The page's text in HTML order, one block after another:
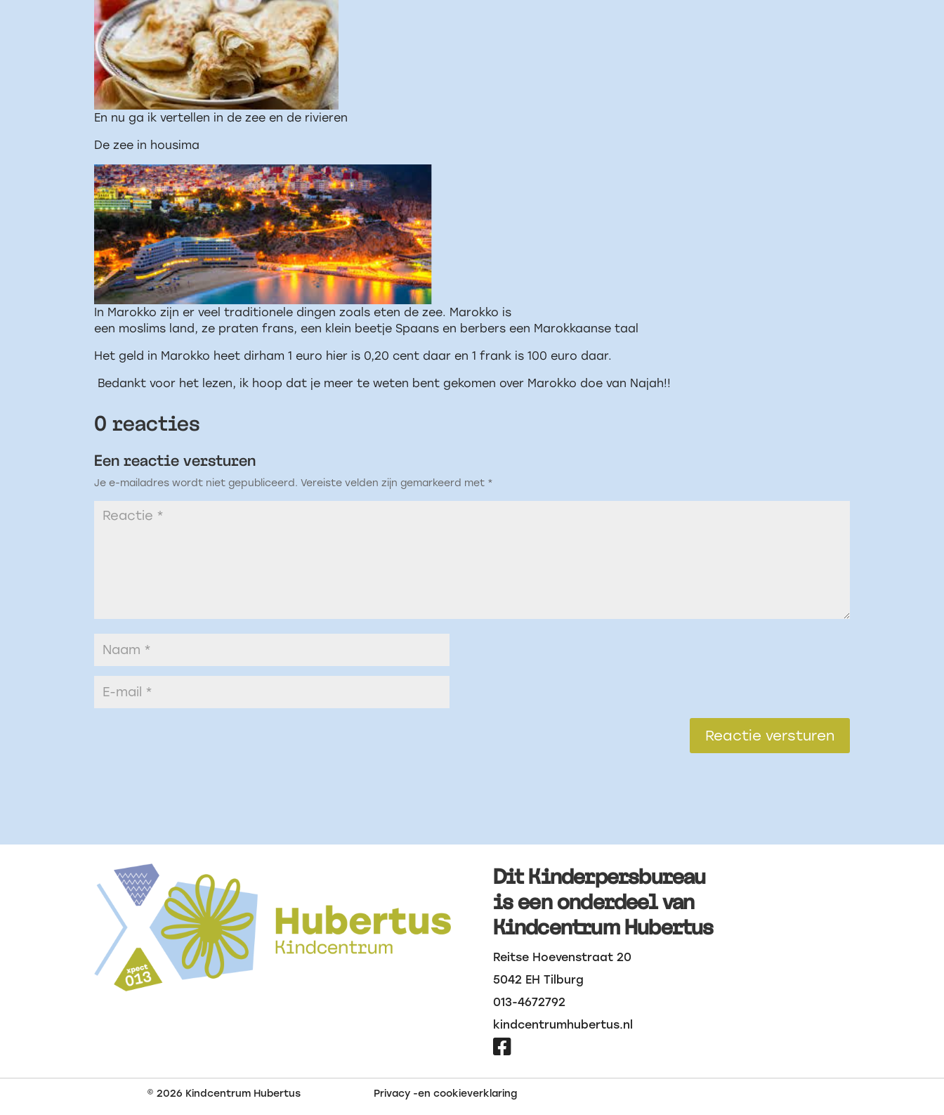
En nu ga ik vertellen in de zee en de rivieren
De zee in housima
In Marokko zijn er veel traditionele dingen zoals eten de zee. Marokko is
een moslims land, ze praten frans, een klein beetje Spaans en berbers een Marokkaanse taal
Het geld in Marokko heet dirham 1 euro hier is 0,20 cent daar en 1 frank is 100 euro daar.
Bedankt voor het lezen, ik hoop dat je meer te weten bent gekomen over Marokko doe van Najah!!
0 reacties
Een reactie versturen
Je e-mailadres wordt niet gepubliceerd. Vereiste velden zijn gemarkeerd met *
Reactie versturen
Dit Kinderpersbureau
is een onderdeel van
Kindcentrum Hubertus
Reitse Hoevenstraat 20
5042 EH Tilburg
013-4672792
kindcentrumhubertus.nl

© 2026 Kindcentrum Hubertus Privacy -en cookieverklaring